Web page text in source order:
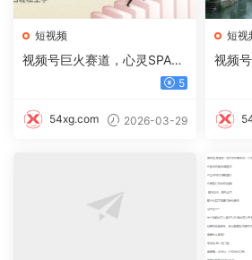
短视频
视频号巨火赛道，心灵SPA赛
道，做起来超简单，每天收益
5
54xg.com 2026-03-29
短视
视频